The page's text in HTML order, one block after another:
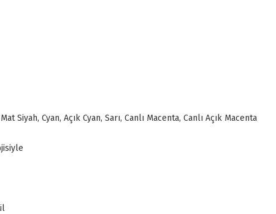
Siyah, Cyan, Açık Cyan, Sarı, Canlı Macenta, Canlı Açık Macenta